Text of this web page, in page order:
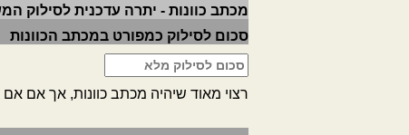
מכתב כוונות - יתרה עדכנית לסילוק
סכום לסילוק כמפורט במכתב הכוונות
רצוי מאוד שיהיה מכתב כוונות, אך אם